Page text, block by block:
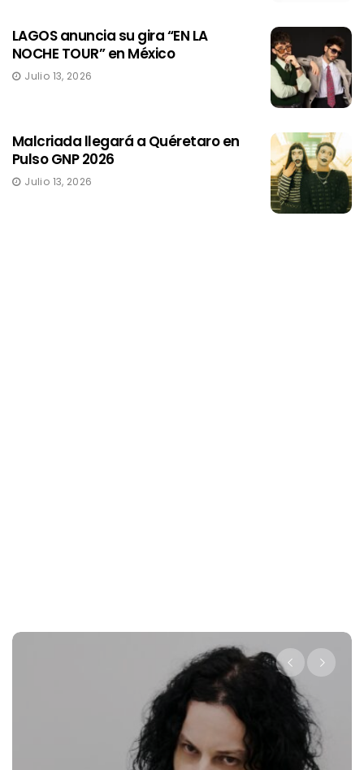
LAGOS anuncia su gira “EN LA
NOCHE TOUR” en México
Julio 13, 2026
Malcriada llegará a Quéretaro en
Pulso GNP 2026
Julio 13, 2026